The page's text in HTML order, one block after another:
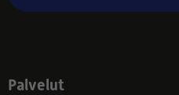
Palvelut